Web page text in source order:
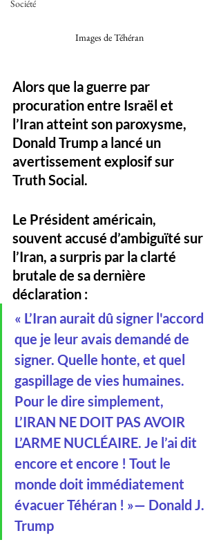
Société
Images de Téhéran
Alors que la guerre par
procuration entre Israël et
l’Iran atteint son paroxysme,
Donald Trump a lancé un
avertissement explosif sur
Truth Social.
Le Président américain,
souvent accusé d’ambiguïté sur
l’Iran, a surpris par la clarté
brutale de sa dernière
déclaration :
« L’Iran aurait dû signer l'accord
que je leur avais demandé de
signer. Quelle honte, et quel
gaspillage de vies humaines.
Pour le dire simplement,
L’IRAN NE DOIT PAS AVOIR
L’ARME NUCLÉAIRE. Je l’ai dit
encore et encore ! Tout le
monde doit immédiatement
évacuer Téhéran ! »— Donald J.
Trump